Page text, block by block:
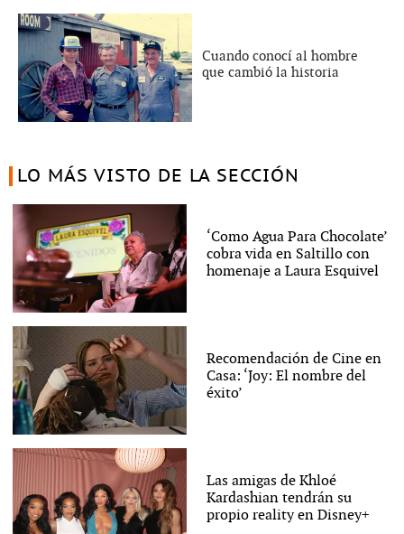
Cuando conocí al hombre
que cambió la historia
LO MÁS VISTO DE LA SECCIÓN
‘Como Agua Para Chocolate’
cobra vida en Saltillo con
homenaje a Laura Esquivel
Recomendación de Cine en
Casa: ‘Joy: El nombre del
éxito’
Las amigas de Khloé
Kardashian tendrán su
propio reality en Disney+